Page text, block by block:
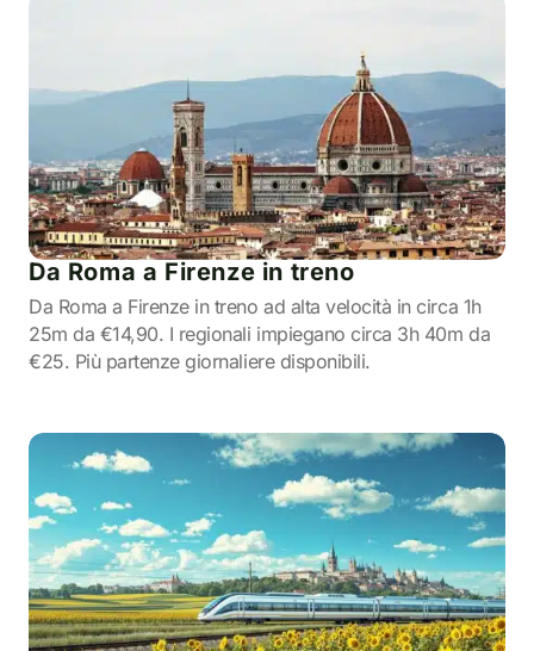
Da Roma a Firenze in treno
Da Roma a Firenze in treno ad alta velocità in circa 1h
25m da €14,90. I regionali impiegano circa 3h 40m da
€25. Più partenze giornaliere disponibili.